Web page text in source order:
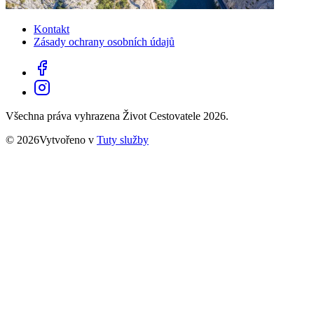
Kontakt
Zásady ochrany osobních údajů
Všechna práva vyhrazena Život Cestovatele 2026.
© 2026Vytvořeno v Tuty služby